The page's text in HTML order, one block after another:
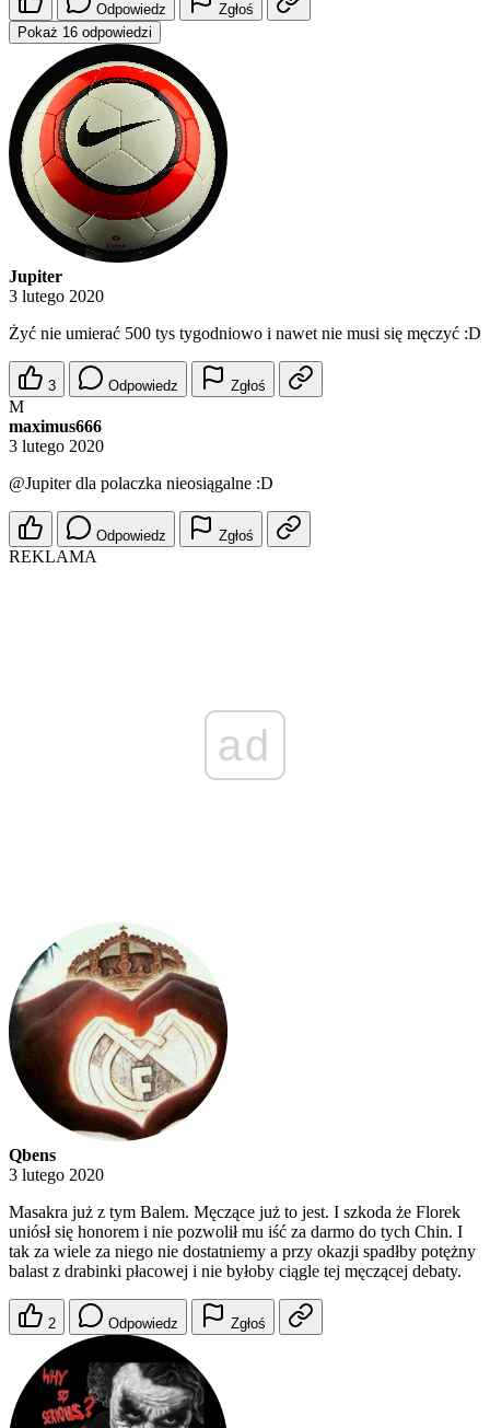
Odpowiedz
Zgłoś
Pokaż 16 odpowiedzi
Jupiter
3 lutego 2020
Żyć nie umierać 500 tys tygodniowo i nawet nie musi się męczyć :D
3 Odpowiedz Zgłoś
M
maximus666
3 lutego 2020
@Jupiterdla polaczka nieosiągalne :D
Odpowiedz Zgłoś
REKLAMA
ad
Qbens
3 lutego 2020
Masakra już z tym Balem. Męczące już to jest. I szkoda że Florek
uniósł się honorem i nie pozwolił mu iść za darmo do tych Chin. I
tak za wiele za niego nie dostatniemy a przy okazji spadłby potężny
balast z drabinki płacowej i nie byłoby ciągle tej męczącej debaty.
2 Odpowiedz Zgłoś